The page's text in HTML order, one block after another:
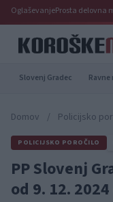
OglaševanjeProsta delovna
Slovenj Gradec
Domov / Policijsko
POLICIJSKO POROČILO
PP Slovenj
od 9. 12.